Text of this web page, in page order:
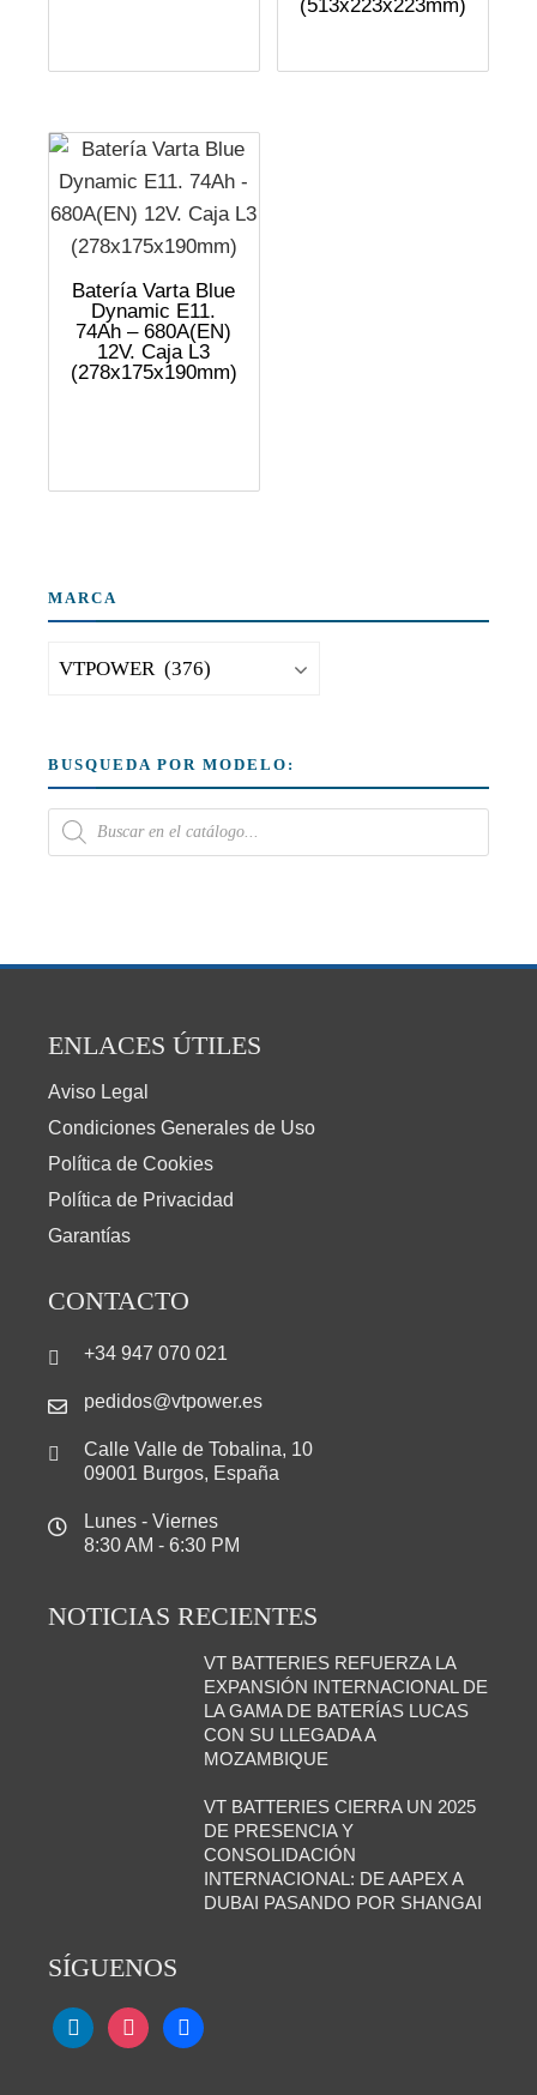
(513x223x223mm)
Batería Varta Blue
Dynamic E11.
74Ah – 680A(EN)
12V. Caja L3
(278x175x190mm)
MARCA
BUSQUEDA POR MODELO:
ENLACES ÚTILES
Aviso Legal
Condiciones Generales de Uso
Política de Cookies
Política de Privacidad
Garantías
CONTACTO
+34 947 070 021
pedidos@vtpower.es
Calle Valle de Tobalina, 10
09001 Burgos, España
Lunes - Viernes
8:30 AM - 6:30 PM
NOTICIAS RECIENTES
VT BATTERIES REFUERZA LA
EXPANSIÓN INTERNACIONAL DE
LA GAMA DE BATERÍAS LUCAS
CON SU LLEGADA A
MOZAMBIQUE
VT BATTERIES CIERRA UN 2025
DE PRESENCIA Y
CONSOLIDACIÓN
INTERNACIONAL: DE AAPEX A
DUBAI PASANDO POR SHANGAI
SÍGUENOS